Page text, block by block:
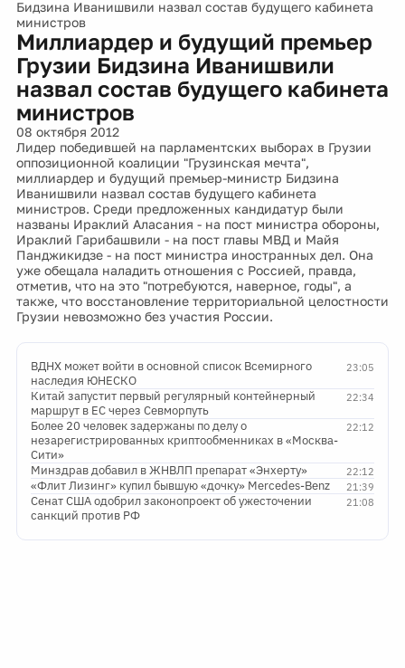
Бидзина Иванишвили назвал состав будущего кабинета
министров
Миллиардер и будущий премьер
Грузии Бидзина Иванишвили
назвал состав будущего кабинета
министров
08 октября 2012
Лидер победившей на парламентских выборах в Грузии
оппозиционной коалиции "Грузинская мечта",
миллиардер и будущий премьер-министр Бидзина
Иванишвили назвал состав будущего кабинета
министров. Среди предложенных кандидатур были
названы Ираклий Аласания - на пост министра обороны,
Ираклий Гарибашвили - на пост главы МВД и Майя
Панджикидзе - на пост министра иностранных дел. Она
уже обещала наладить отношения с Россией, правда,
отметив, что на это "потребуются, наверное, годы", а
также, что восстановление территориальной целостности
Грузии невозможно без участия России.
23:05
ВДНХ может войти в основной список Всемирного
наследия ЮНЕСКО
22:34
Китай запустит первый регулярный контейнерный
маршрут в ЕС через Севморпуть
22:12
Более 20 человек задержаны по делу о
незарегистрированных криптообменниках в «Москва-
Сити»
22:12
Минздрав добавил в ЖНВЛП препарат «Энхерту»
21:39
«Флит Лизинг» купил бывшую «дочку» Mercedes-Benz
21:08
Сенат США одобрил законопроект об ужесточении
санкций против РФ